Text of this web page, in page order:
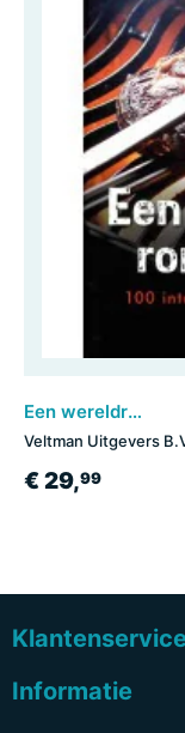
Een wereldreis rond de BBQ
Veltman Uitgevers
€ 29,99
Klantenservice
Informatie